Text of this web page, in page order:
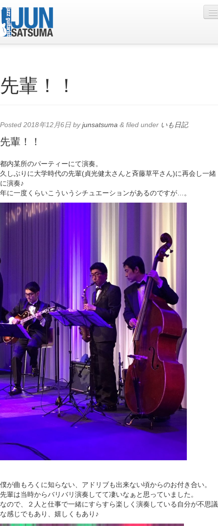
Live Schedule
Photo
YouTube
Online Lesson
先輩！！
Posted 2018年12月6日 byjunsatsuma & filed under いも日記.
先輩！！
都内某所のパーティーにて演奏。
久しぶりに大学時代の先輩(貞光健太さんと斉藤草平さん)に再会し一緒
に演奏♪
年に一度くらいこういうシチュエーションがあるのですが…。
僕が曲もろくに知らない、アドリブも出来ない頃からのお付き合い。
先輩は当時からバリバリ演奏してて凄いなぁと思っていました。
なので、２人と仕事で一緒にすらすら楽しく演奏している自分が不思議
な感じでもあり、嬉しくもあり♪